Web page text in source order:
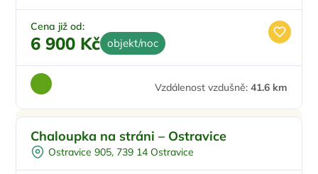
Krb
Cena již od:
6 900 Kč objekt/noc
Vzdálenost vzdušně: 41.6 km
Chaloupka na stráni – Ostravice
Ostravice 905, 739 14 Ostravice